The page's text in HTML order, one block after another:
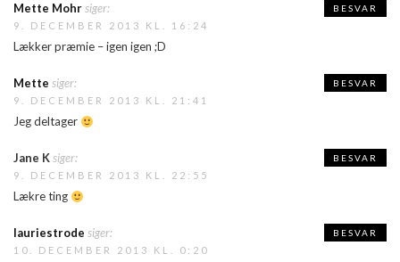
Mette Mohrsiger:
9. DECEMBER 2013 KL. 16:24
Lækker præmie – igen igen ;D
BESVAR
Mette siger:
9. DECEMBER 2013 KL. 21:41
Jeg deltager
BESVAR
Jane Ksiger:
9. DECEMBER 2013 KL. 22:55
Lækre ting
BESVAR
lauriestrode siger:
10. DECEMBER 2013 KL. 0:20
BESVAR